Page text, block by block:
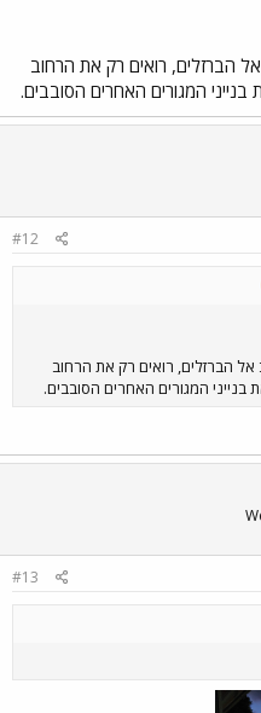
הברזלים, רואים רק את הרחוב
המגורים האחרים הסובבים.
#12
הברזלים, רואים רק את הרחוב
המגורים האחרים הסובבים.
#13